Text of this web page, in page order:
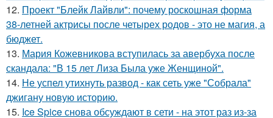
12. Проект "Блейк Лайвли": почему роскошная форма
38-летней актрисы после четырех родов - это не магия, а
бюджет.
13. Мария Кожевникова вступилась за авербуха после
скандала: "В 15 лет Лиза Была уже Женщиной".
14. Не успел утихнуть развод - как сеть уже "Собрала"
джигану новую историю.
15. Ice Spice снова обсуждают в сети - на этот раз из-за